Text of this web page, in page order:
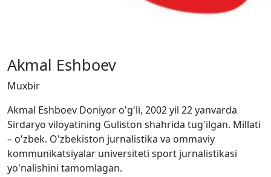
Akmal Eshboev
Muxbir
Akmal Eshboev Doniyor o'g'li, 2002 yil 22 yanvarda
Sirdaryo viloyatining Guliston shahrida tug'ilgan. Millati
– o'zbek. O'zbekiston jurnalistika va ommaviy
kommunikatsiyalar universiteti sport jurnalistikasi
yo'nalishini tamomlagan.